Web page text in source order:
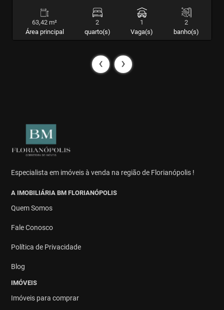
63,42 m²
Área principal
2
quarto(s)
1
Vaga(s)
2
banho(s)
‹ ›
Especialista em imóveis à venda na região de Florianópolis !
A IMOBILIÁRIA BM FLORIANÓPOLIS
Quem Somos
Fale Conosco
Política de Privacidade
Blog
IMÓVEIS
Imóveis para comprar